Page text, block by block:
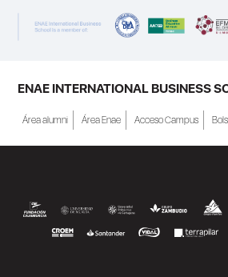
ENAE INTERNATIONAL BUSINESS
Área alumni Área Enae Acceso Campus